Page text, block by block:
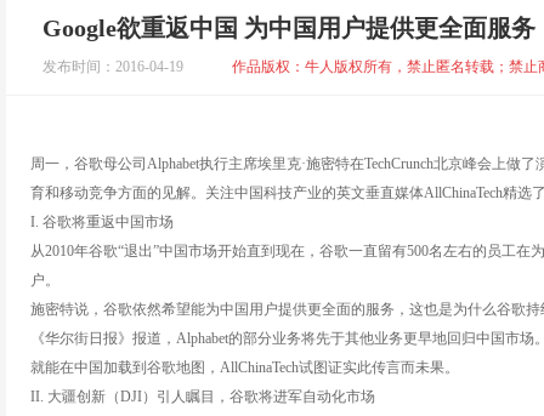
Google欲重返中国 为中国用户提供更全面服务
发布时间：2016-04-19 作品版权：牛人版权所有，禁止匿名转载；禁
周一，谷歌母公司Alphabet执行主席埃里克·施密特在TechCrunch北京峰会上
育和移动竞争方面的见解。关注中国科技产业的英文垂直媒体AllChinaTech精
I. 谷歌将重返中国市场
从2010年谷歌“退出”中国市场开始直到现在，谷歌一直留有500名左右的员工
户。
施密特说，谷歌依然希望能为中国用户提供更全面的服务，这也是为什么谷歌
《华尔街日报》报道，Alphabet的部分业务将先于其他业务更早地回归中国市
就能在中国加载到谷歌地图，AllChinaTech试图证实此传言而未果。
II. 大疆创新（DJI）引人瞩目，谷歌将进军自动化市场